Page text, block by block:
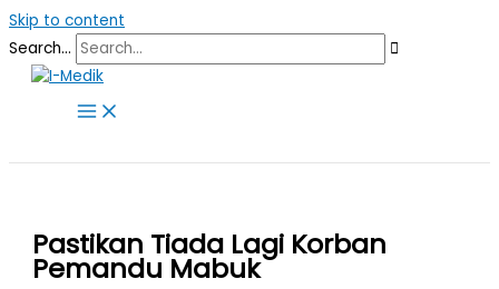
Skip to content
Search...
Pastikan Tiada Lagi Korban
Pemandu Mabuk